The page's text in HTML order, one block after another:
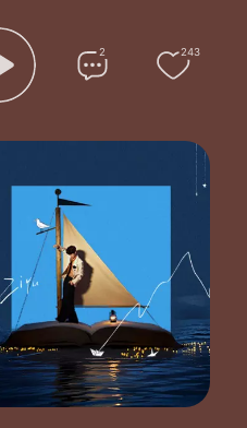
ば
66
Dala-Ta,Dala-Ta... Dala-Ta,Dala-Ta...Yeah!
よ、退场
？
TIME
Bye-Bye
Chance
远虑はいらない Don't stop Music！
ろ？
てゆくのさ
负けても「経験」に変わってゆく 问题 Nothing!Nothing!
Goin',Shala-Pa-Pa-Pa,Dowa-la-Pa-Pa
たら
さ
2 243